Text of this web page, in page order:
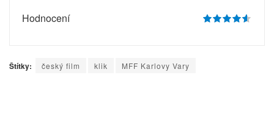
Hodnocení
Štítky: český film klik MFF Karlovy Vary